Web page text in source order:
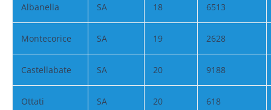
Albanella SA 18 6513
Montecorice SA 19 2628
Castellabate SA 20 9188
Ottati SA 20 618